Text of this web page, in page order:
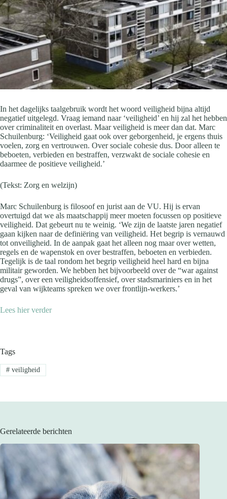
In het dagelijks taalgebruik wordt het woord veiligheid bijna altijd
negatief uitgelegd. Vraag iemand naar ‘veiligheid’ en hij zal het hebben
over criminaliteit en overlast. Maar veiligheid is meer dan dat. Marc
Schuilenburg: ‘Veiligheid gaat ook over geborgenheid, je ergens thuis
voelen, zorg en vertrouwen. Over sociale cohesie dus. Door alleen te
beboeten, verbieden en bestraffen, verzwakt de sociale cohesie en
daarmee de positieve veiligheid.’
(Tekst: Zorg en welzijn)
Marc Schuilenburg is filosoof en jurist aan de VU. Hij is ervan
overtuigd dat we als maatschappij meer moeten focussen op positieve
veiligheid. Dat gebeurt nu te weinig. ‘We zijn de laatste jaren negatief
gaan kijken naar de definiëring van veiligheid. Het begrip is vernauwd
tot onveiligheid. In de aanpak gaat het alleen nog maar over wetten,
regels en de wapenstok en over bestraffen, beboeten en verbieden.
Tegelijk is de taal rondom het begrip veiligheid heel hard en bijna
militair geworden. We hebben het bijvoorbeeld over de “war against
drugs”, over een veiligheidsoffensief, over stadsmariniers en in het
geval van wijkteams spreken we over frontlijn-werkers.’
Lees hier verder
Tags
#veiligheid
Gerelateerde berichten